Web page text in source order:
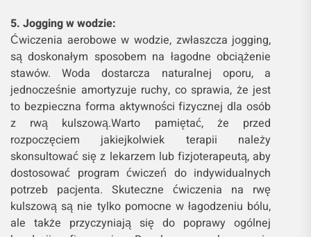
5. Jogging w wodzie:
Ćwiczenia aerobowe w wodzie, zwłaszcza jogging,
są doskonałym sposobem na łagodne obciążenie
stawów. Woda dostarcza naturalnej oporu, a
jednocześnie amortyzuje ruchy, co sprawia, że jest
to bezpieczna forma aktywności fizycznej dla osób
z rwą kulszową.Warto pamiętać, że przed
rozpoczęciem jakiejkolwiek terapii należy
skonsultować się z lekarzem lub fizjoterapeutą, aby
dostosować program ćwiczeń do indywidualnych
potrzeb pacjenta. Skuteczne ćwiczenia na rwę
kulszową są nie tylko pomocne w łagodzeniu bólu,
ale także przyczyniają się do poprawy ogólnej